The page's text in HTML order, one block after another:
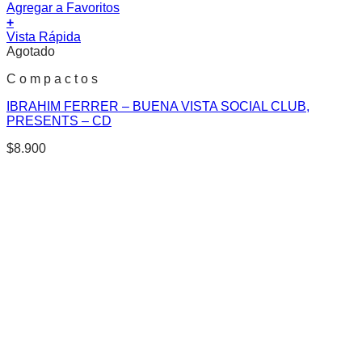
Agregar a Favoritos
+
Vista Rápida
Agotado
C o m p a c t o s
IBRAHIM FERRER – BUENA VISTA SOCIAL CLUB,
PRESENTS – CD
$8.900